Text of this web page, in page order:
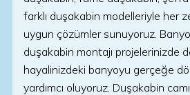
farklı duşakabin modelleriyle her
uygun çözümler sunuyoruz.
duşakabin montajı projelerinizde
hayalinizdeki banyoyu gerçeğe
yardımcı oluyoruz. Duşakabin